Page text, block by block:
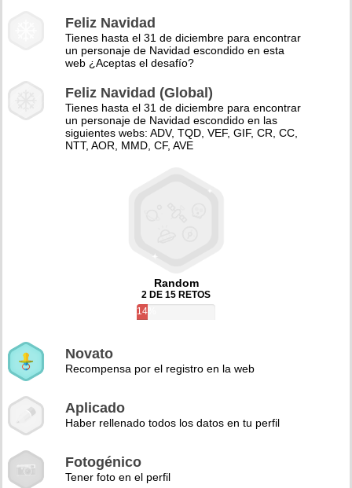
Feliz Navidad
Tienes hasta el 31 de diciembre para encontrar
un personaje de Navidad escondido en esta
web ¿Aceptas el desafío?
Feliz Navidad (Global)
Tienes hasta el 31 de diciembre para encontrar
un personaje de Navidad escondido en las
siguientes webs: ADV, TQD, VEF, GIF, CR, CC,
NTT, AOR, MMD, CF, AVE
Random
2 DE 15 RETOS
14%
Novato
Recompensa por el registro en la web
Aplicado
Haber rellenado todos los datos en tu perfil
Fotogénico
Tener foto en el perfil